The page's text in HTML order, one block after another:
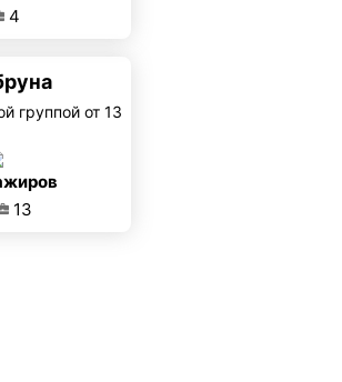
4
группой от 13
13